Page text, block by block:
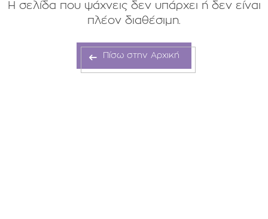
Η σελίδα που ψάχνεις δεν υπάρχει ή δεν είναι
πλέον διαθέσιμη.
Πίσω στην Αρχική